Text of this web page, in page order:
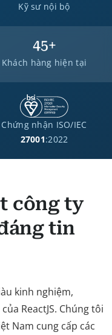
Kỹ sư nội bộ
45+
Khách hàng hiện tại
Chứng nhận ISO/IEC
27001:2022
công ty
tin
kinh nghiệm,
ReactJS. Chúng tôi
Nam cung cấp các